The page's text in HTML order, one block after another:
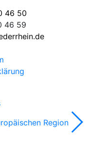
46 50
46 59
Region